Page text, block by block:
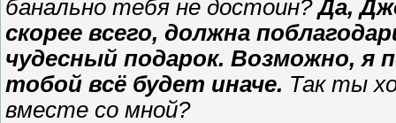
банально тебя не достоин?Да,
скорее всего, должна
чудесный подарок. Возможно, я
тобой всё будет иначе. Так ты
вместе со мной?